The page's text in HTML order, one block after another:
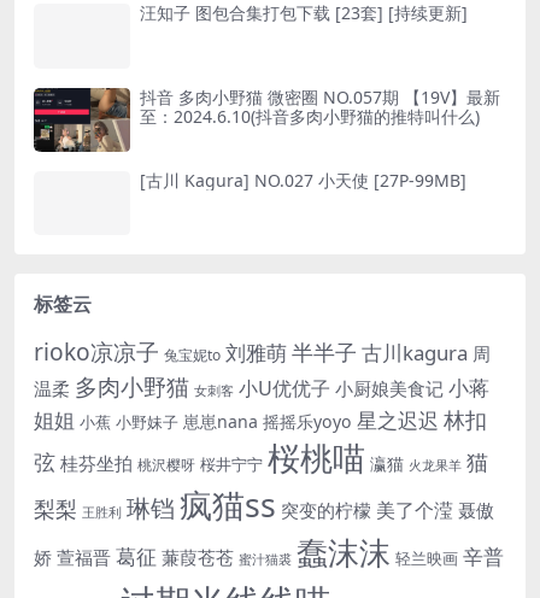
汪知子 图包合集打包下载 [23套] [持续更新]
抖音 多肉小野猫 微密圈 NO.057期 【19V】最新
至：2024.6.10(抖音多肉小野猫的推特叫什么)
[古川 Kagura] NO.027 小天使 [27P-99MB]
标签云
rioko凉凉子 兔宝妮to 刘雅萌半半子 古川kagura 周
温柔 多肉小野猫 女刺客 小U优优子 小厨娘美食记 小蒋
姐姐 小蕉 小野妹子 崽崽nana 摇摇乐yoyo 星之迟迟 林扣
弦 桂芬坐拍 桃沢樱呀 桜井宁宁 桜桃喵 瀛猫 火龙果羊 猫
梨梨 王胜利 琳铛疯猫ss 突变的柠檬 美了个滢 聂傲
娇 萱福晋葛征 蒹葭苍苍 蜜汁猫裘 蠢沫沫 轻兰映画 辛普